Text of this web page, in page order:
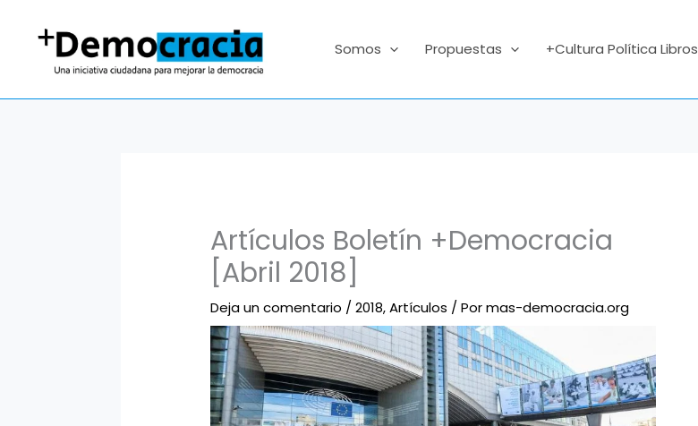
contenido
Somos Propuestas +Cultura Política Libros
Artículos Boletín +Democracia
[Abril 2018]
Deja un comentario /2018,Artículos / Pormas-democracia.org